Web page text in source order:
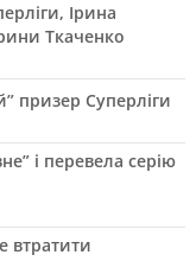
Ірина
Ткаченко
призер Суперліги
і перевела серію
втратити